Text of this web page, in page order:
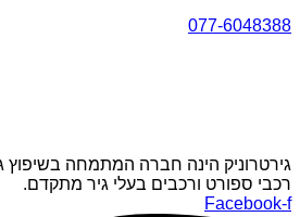
077-6048388
גירטרוניק הינה חברה המתמחה בשיפוץ
רכבי ספורט ורכבים בעלי גיר מתקדם.
Facebook-f